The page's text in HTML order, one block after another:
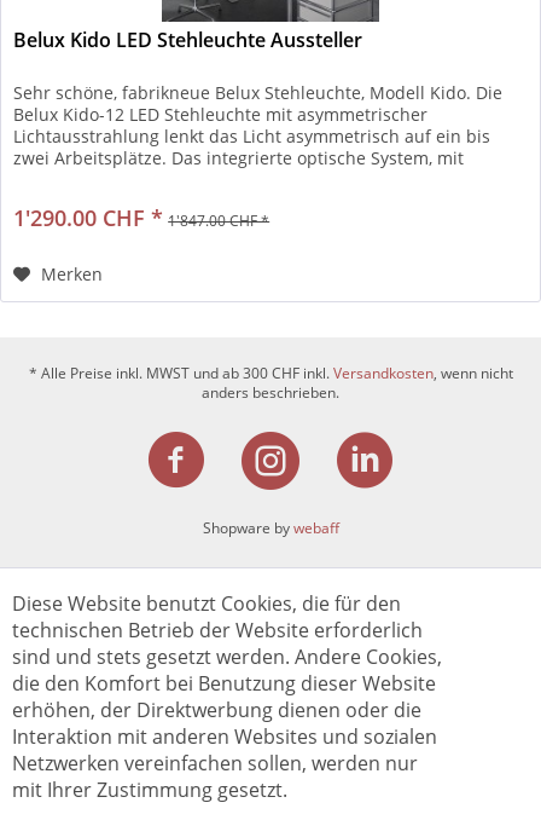
Belux Kido LED Stehleuchte Aussteller
Sehr schöne, fabrikneue Belux Stehleuchte, Modell Kido. Die
Belux Kido-12 LED Stehleuchte mit asymmetrischer
Lichtausstrahlung lenkt das Licht asymmetrisch auf ein bis
zwei Arbeitsplätze. Das integrierte optische System, mit
1'290.00 CHF * 1'847.00 CHF *
Merken
* Alle Preise inkl. MWST und ab 300 CHF inkl.Versandkosten, wenn nicht
anders beschrieben.
Shopware bywebaff
Diese Website benutzt Cookies, die für den
technischen Betrieb der Website erforderlich
sind und stets gesetzt werden. Andere Cookies,
die den Komfort bei Benutzung dieser Website
erhöhen, der Direktwerbung dienen oder die
Interaktion mit anderen Websites und sozialen
Netzwerken vereinfachen sollen, werden nur
mit Ihrer Zustimmung gesetzt.